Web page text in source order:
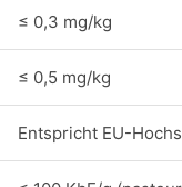
≤ 0,3 mg/kg
≤ 0,5 mg/kg
Entspricht EU-